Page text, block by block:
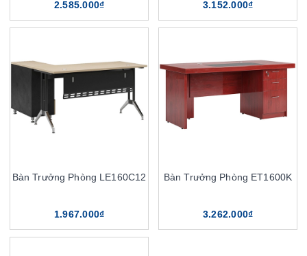
2.585.000₫
3.152.000₫
Bàn Trưởng Phòng LE160C12
1.967.000₫
Bàn Trưởng Phòng ET1600K
3.262.000₫